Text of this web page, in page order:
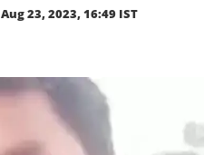
Aug 23, 2023, 16:49 IST